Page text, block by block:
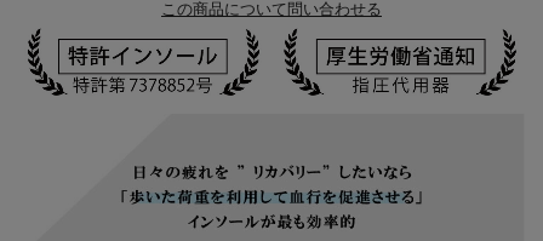
この商品について問い合わせる